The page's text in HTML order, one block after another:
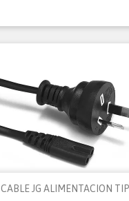
CABLE JG ALIMENTACION